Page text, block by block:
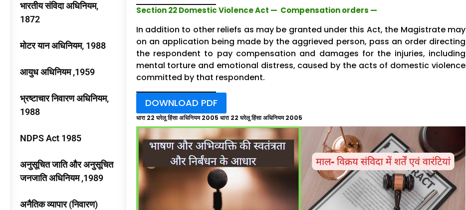
भारतीय संविदा अधिनियम,
1872
मोटर यान अधिनियम, 1988
आयुध अधिनियम ,1959
भ्रष्टाचार निवारण अधिनियम,
1988
NDPS Act 1985
अनुसूचित जाति और अनुसूचित
जनजाति अधिनियम ,1989
अनैतिक व्यापार (निवारण)
Section 22 Domestic Violence Act — Compensation orders —
In addition to other reliefs as may be granted under this Act, the Magistrate may
on an application being made by the aggrieved person, pass an order directing
the respondent to pay compensation and damages for the injuries, including
mental torture and emotional distress, caused by the acts of domestic violence
committed by that respondent.
DOWNLOAD PDF
धारा 22 घरेलू हिंसा अधिनियम 2005 धारा 22 घरेलू हिंसा अधिनियम 2005